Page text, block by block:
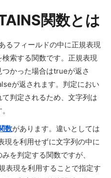
関数とは
るフィールドの中に正規表現
索する関数です。正規表現
かった場合はtrueが返さ
が返されます。判定におい
判定されるため、文字列は
数があります。違いとしては
現を利用せずに文字列の中に
を判定する関数ですが、
表現を利用することで指定す